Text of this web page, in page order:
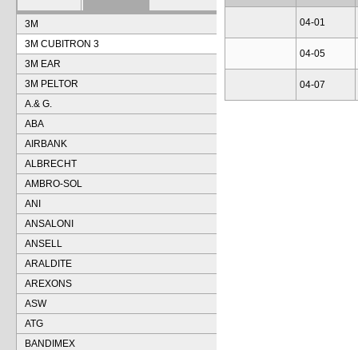
3M
3M CUBITRON 3
3M EAR
3M PELTOR
A.& G.
ABA
AIRBANK
ALBRECHT
AMBRO-SOL
ANI
ANSALONI
ANSELL
ARALDITE
AREXONS
ASW
ATG
BANDIMEX
04-01
04-05
04-07